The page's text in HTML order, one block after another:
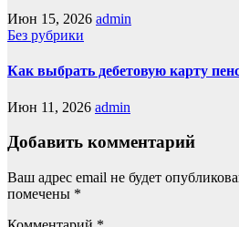
Июн 15, 2026 admin
Без рубрики
Как выбрать дебетовую карту
Июн 11, 2026 admin
Добавить комментарий
Ваш адрес email не будет
помечены *